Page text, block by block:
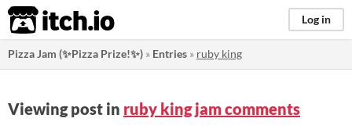
itch.io Log in
Pizza Jam (✨Pizza Prize!✨) » Entries » ruby king
Viewing post in ruby king jam comments